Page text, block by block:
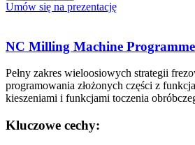
Umów się na prezentację
NC Milling Machine
Pełny zakres wieloosiowych strategii
programowania złożonych części z
kieszeniami i funkcjami toczenia
Kluczowe cechy: